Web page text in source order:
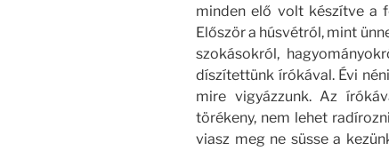
minden elő volt készítve a
Először a húsvétról, mint
szokásokról,
díszítettünk írókával. Évi
mire vigyázzunk. Az
törékeny, nem lehet
viasz meg ne süsse a